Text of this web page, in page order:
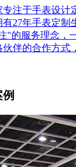
于手表设计
27年手表定制
"的服务理念，
伴的合作方式